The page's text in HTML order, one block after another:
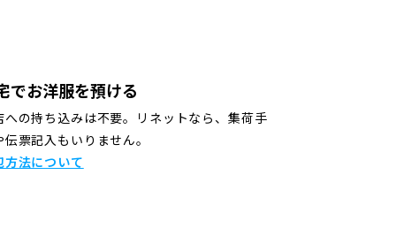
でお洋服を預ける
への持ち込みは不要。リネットなら、集荷手
伝票記入もいりません。
方法について